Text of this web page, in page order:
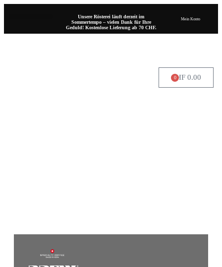
Unsere Rösterei läuft derzeit im
Sommertempo – vielen Dank für Ihre
Geduld! Kostenlose Lieferung ab 70 CHF.
Mein Konto
CHF 0.00
0